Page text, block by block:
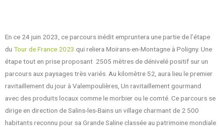
En ce 24 juin 2023, ce parcours inédit empruntera une partie de l’étape
du Tour de France 2023 qui reliera Moirans-en-Montagne à Poligny. Une
étape tout en prise proposant 2505 mètres de dénivelé positif sur un
parcours aux paysages très variés. Au kilomètre 52, aura lieu le premier
ravitaillement du jour à Valempoulières, Un ravitaillement gourmand
avec des produits locaux comme le morbier ou le comté. Ce parcours se
dirige en direction de Salins-les-Bains un village charmant de 2 500
habitants reconnu pour sa Grande Saline classée au patrimoine mondiale